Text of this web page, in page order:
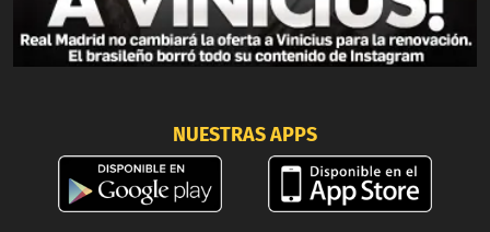
NUESTRAS APPS